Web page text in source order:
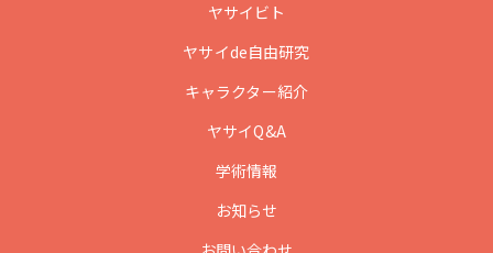
ヤサイビト
ヤサイde自由研究
キャラクター紹介
ヤサイQ&A
学術情報
お知らせ